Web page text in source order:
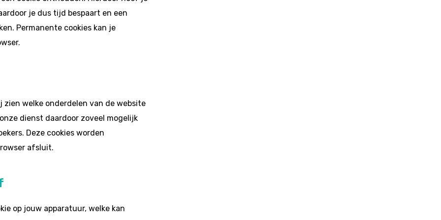
je dus tijd bespaart en een
Permanente cookies kan je
zien welke onderdelen van de website
dienst daardoor zoveel mogelijk
Deze cookies worden
afsluit.
op jouw apparatuur, welke kan